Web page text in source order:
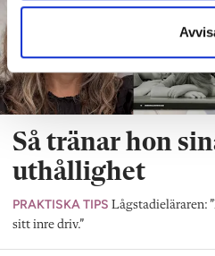
Så tränar hon
uthållighet
PRAKTISKA TIPS Lågstadieläraren:
sitt inre driv.”